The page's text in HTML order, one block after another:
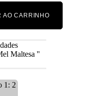
AO CARRINHO